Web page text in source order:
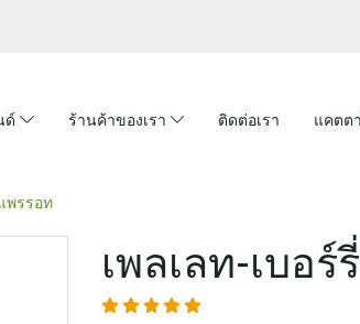
ด์ ร้านค้าของเรา ติดต่อเรา แคตต
พรรอท
เพลเลท-เบอ